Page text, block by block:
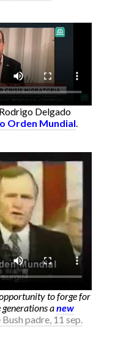
Delgado
Orden Mundial.
to forge for
anew
padre, 11 sep.